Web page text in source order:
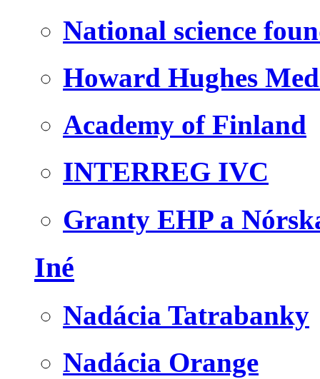
National science
Howard Hughes
Academy of Finland
INTERREG IVC
Granty EHP a
Iné
Nadácia Tatrabanky
Nadácia Orange